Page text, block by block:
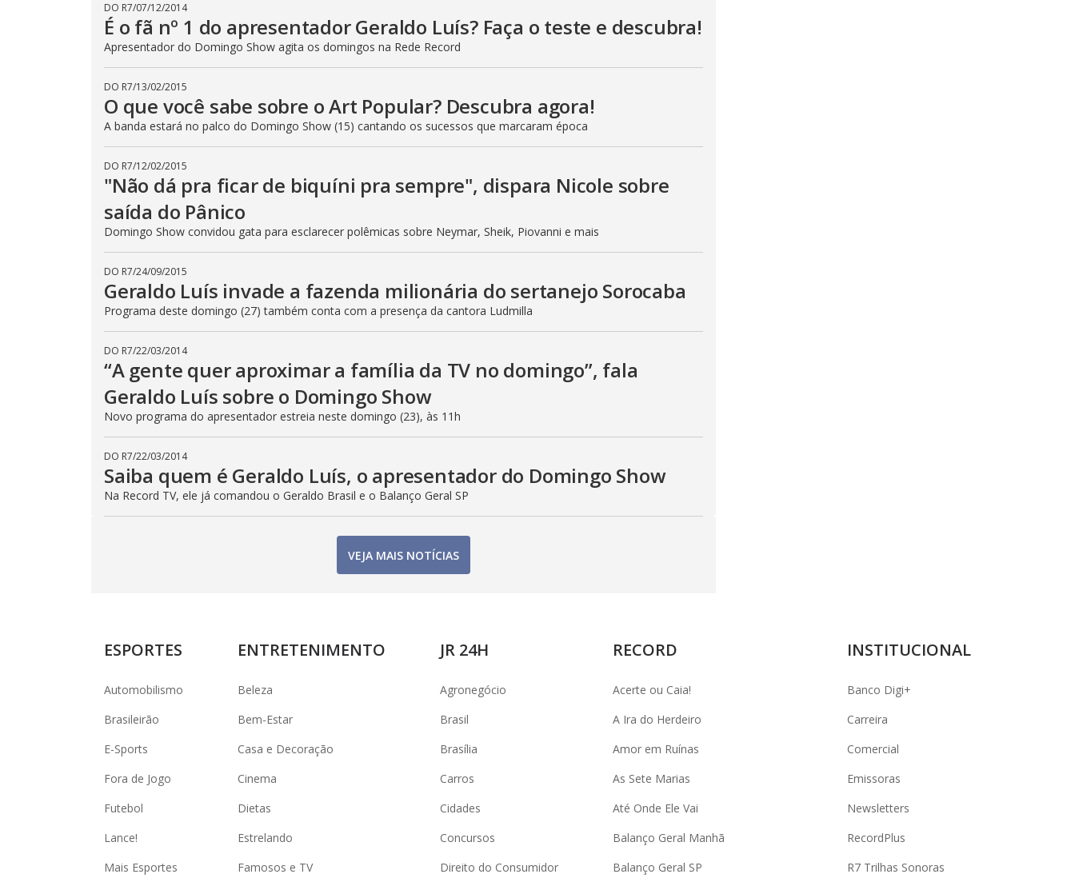
DO R7/07/12/2014
É o fã nº 1 do apresentador Geraldo Luís? Faça o teste e descubra!
Apresentador do Domingo Show agita os domingos na Rede Record
DO R7/13/02/2015
O que você sabe sobre o Art Popular? Descubra agora!
A banda estará no palco do Domingo Show (15) cantando os sucessos que marcaram época
DO R7/12/02/2015
"Não dá pra ficar de biquíni pra sempre", dispara Nicole sobre
saída do Pânico
Domingo Show convidou gata para esclarecer polêmicas sobre Neymar, Sheik, Piovanni e mais
DO R7/24/09/2015
Geraldo Luís invade a fazenda milionária do sertanejo Sorocaba
Programa deste domingo (27) também conta com a presença da cantora Ludmilla
DO R7/22/03/2014
“A gente quer aproximar a família da TV no domingo”, fala
Geraldo Luís sobre o Domingo Show
Novo programa do apresentador estreia neste domingo (23), às 11h
DO R7/22/03/2014
Saiba quem é Geraldo Luís, o apresentador do Domingo Show
Na Record TV, ele já comandou o Geraldo Brasil e o Balanço Geral SP
VEJA MAIS NOTÍCIAS
ESPORTES
Automobilismo
Brasileirão
E-Sports
Fora de Jogo
Futebol
Lance!
Mais Esportes
ENTRETENIMENTO
Beleza
Bem-Estar
Casa e Decoração
Cinema
Dietas
Estrelando
Famosos e TV
JR 24H
Agronegócio
Brasil
Brasília
Carros
Cidades
Concursos
Direito do Consumidor
RECORD
Acerte ou Caia!
A Ira do Herdeiro
Amor em Ruínas
As Sete Marias
Até Onde Ele Vai
Balanço Geral Manhã
Balanço Geral SP
INSTITUCIONAL
Banco Digi+
Carreira
Comercial
Emissoras
Newsletters
RecordPlus
R7 Trilhas Sonoras